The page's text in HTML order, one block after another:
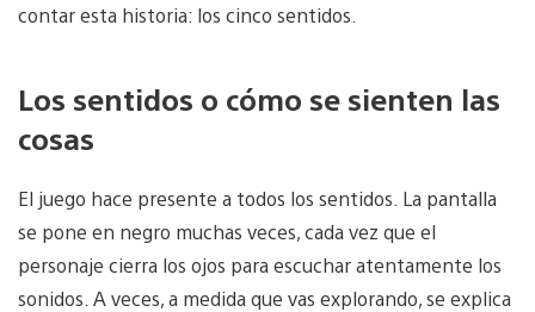
contar esta historia: los cinco sentidos.
Los sentidos o cómo se sienten las
cosas
El juego hace presente a todos los sentidos. La pantalla
se pone en negro muchas veces, cada vez que el
personaje cierra los ojos para escuchar atentamente los
sonidos. A veces, a medida que vas explorando, se explica